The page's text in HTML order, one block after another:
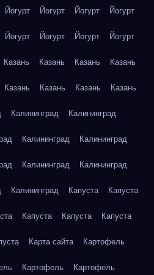
Йогурт Йогурт Йогурт Йогурт
Йогурт Йогурт Йогурт Йогурт
Казань Казань Казань Казань
Казань Казань Казань Казань
Калининград Калининград
Калининград Калининград
Калининград Калининград
Калининград Капуста Капуста
Капуста Капуста Капуста
Карта сайта Картофель
Картофель Картофель